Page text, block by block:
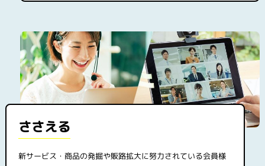
ささえる
新サービス・商品の発掘や販路拡大に努力されている会員様